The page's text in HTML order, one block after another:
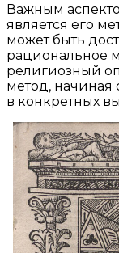
Важным
является его
может быть
рациональное
религиозный
метод,
в конкретных